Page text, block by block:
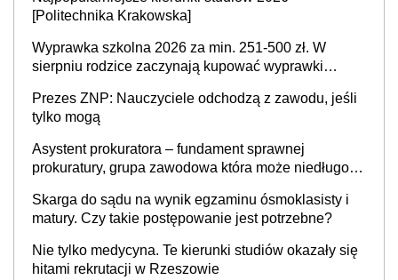
[Politechnika Krakowska]
Wyprawka szkolna 2026 za min. 251-500 zł. W
sierpniu rodzice zaczynają kupować wyprawki
ponad 1 tys. zł
Prezes ZNP: Nauczyciele odchodzą z zawodu, jeśli
tylko mogą
Asystent prokuratora – fundament sprawnej
prokuratury, grupa zawodowa która może niedługo
Skarga do sądu na wynik egzaminu ósmoklasisty i
matury. Czy takie postępowanie jest potrzebne?
Nie tylko medycyna. Te kierunki studiów okazały się
hitami rekrutacji w Rzeszowie